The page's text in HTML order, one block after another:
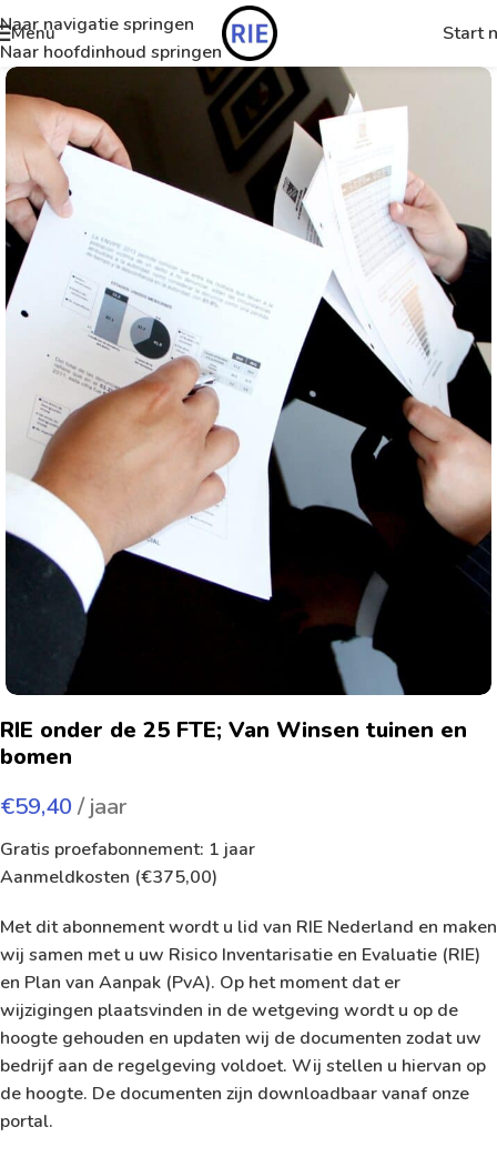
Naar navigatie springen
Naar hoofdinhoud springen
Menu Start
RIE onder de 25 FTE; Van Winsen tuinen en
bomen
€59,40 / jaar
Gratis proefabonnement: 1 jaar
Aanmeldkosten (€375,00)
Met dit abonnement wordt u lid van RIE Nederland en maken
wij samen met u uw Risico Inventarisatie en Evaluatie (RIE)
en Plan van Aanpak (PvA). Op het moment dat er
wijzigingen plaatsvinden in de wetgeving wordt u op de
hoogte gehouden en updaten wij de documenten zodat uw
bedrijf aan de regelgeving voldoet. Wij stellen u hiervan op
de hoogte. De documenten zijn downloadbaar vanaf onze
portal.